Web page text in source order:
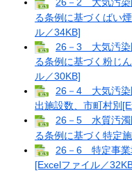
26－2 大気汚染
る条例に基づくばい
ル／34KB]
26－3 大気汚染
る条例に基づく粉じ
ル／30KB]
26－4 大気汚染
出施設数、市町村別
26－5 水質汚濁
る条例に基づく特定
26－6 特定事業
[Excelファイル／